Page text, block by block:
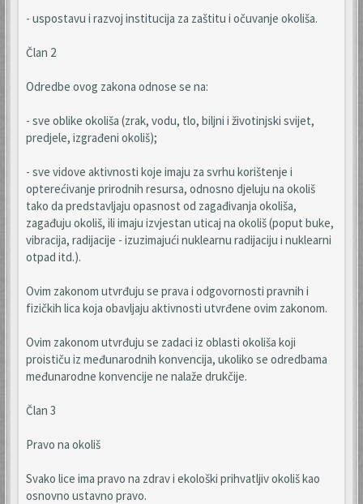
- uspostavu i razvoj institucija za zaštitu i očuvanje okoliša.
Član 2
Odredbe ovog zakona odnose se na:
- sve oblike okoliša (zrak, vodu, tlo, biljni i životinjski svijet,
predjele, izgrađeni okoliš);
- sve vidove aktivnosti koje imaju za svrhu korištenje i
opterećivanje prirodnih resursa, odnosno djeluju na okoliš
tako da predstavljaju opasnost od zagađivanja okoliša,
zagađuju okoliš, ili imaju izvjestan uticaj na okoliš (poput buke,
vibracija, radijacije - izuzimajući nuklearnu radijaciju i nuklearni
otpad itd.).
Ovim zakonom utvrđuju se prava i odgovornosti pravnih i
fizičkih lica koja obavljaju aktivnosti utvrđene ovim zakonom.
Ovim zakonom utvrđuju se zadaci iz oblasti okoliša koji
proističu iz međunarodnih konvencija, ukoliko se odredbama
međunarodne konvencije ne nalaže drukčije.
Član 3
Pravo na okoliš
Svako lice ima pravo na zdrav i ekološki prihvatljiv okoliš kao
osnovno ustavno pravo.